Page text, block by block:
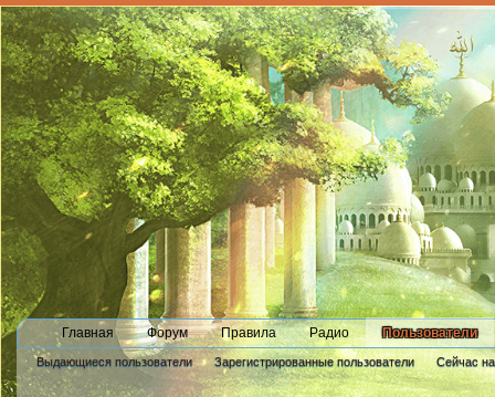
Главная Форум Правила Радио Пользователи
Выдающиеся пользователи Зарегистрированные пользователи Сейчас
Новые сообщения профиля